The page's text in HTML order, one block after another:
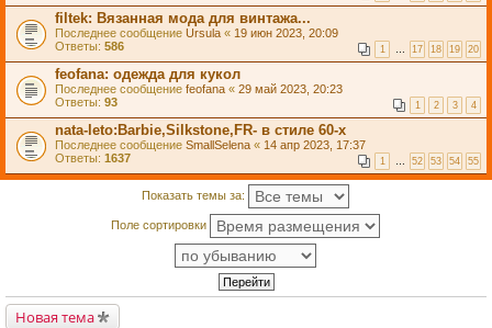
filtek: Вязанная мода для винтажа...
Последнее сообщение Ursula « 19 июн 2023, 20:09
Ответы: 586 1 … 17 18 19 20
feofana: одежда для кукол
Последнее сообщение feofana « 29 май 2023, 20:23
Ответы: 93 1 2 3 4
nata-leto:Barbie,Silkstone,FR- в стиле 60-х
Последнее сообщение SmallSelena « 14 апр 2023, 17:37
Ответы: 1637 1 … 52 53 54 55
Показать темы за:
Поле сортировки
Новая тема